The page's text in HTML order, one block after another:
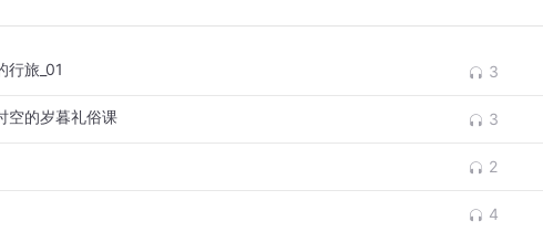
行旅_01 3
空的岁暮礼俗课 3
2
4